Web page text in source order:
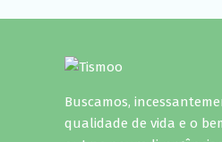
Buscamos,
qualidade de vida e o